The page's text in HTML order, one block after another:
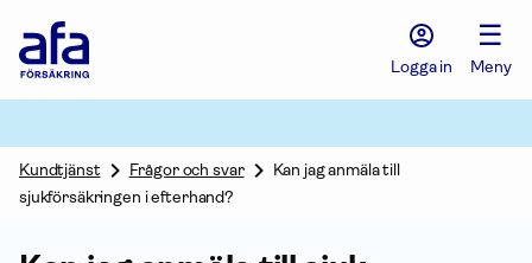
Försäkring
Logga in
☰
Meny
Kundtjänst Frågor och svar
Kan jag anmäla till
sjukförsäkringen i efterhand?